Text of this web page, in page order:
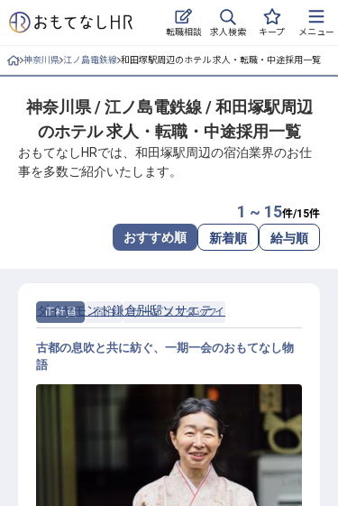
転職相談 求人検索 キープ メニュー
ログイン
求人・施設を探す
キープした求人
おもてなしHRについて
よくある質問
ホテル・宿泊業界情報コラム
転職サポートに申し込む
採用をお考えの企業様へ
神奈川県 江ノ島電鉄線 和田塚駅周辺のホテル 求人・転職・中途採用一覧
神奈川県 / 江ノ島電鉄線 / 和田塚駅周辺
のホテル 求人・転職・中途採用一覧
おもてなしHRでは、和田塚駅周辺の宿泊業界のお仕
事を多数ご紹介いたします。
1 ~ 15件/15件
おすすめ順 新着順 給与順
正社員 宿泊 サービススタッフ
ダイヤモンド鎌倉別邸ソサエティ
古都の息吹と共に紡ぐ、一期一会のおもてなし物
語